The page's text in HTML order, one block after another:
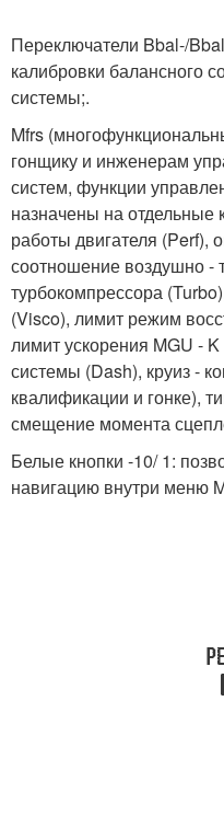
Переключатели Bbal-/
калибровки балансного
системы;.
Mfrs
гонщику и инженерам
систем, функции
назначены на
работы двигателя (Perf),
соотношение воздушно -
турбокомпрессора
(Visco), лимит режим
лимит ускорения MGU -
системы (Dash), круиз -
квалификации и гонке),
смещение момента
Белые кнопки -10/ 1:
навигацию внутри меню